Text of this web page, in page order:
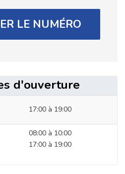
LE NUMÉRO
d'ouverture
17:00 à 19:00
08:00 à 10:00
17:00 à 19:00